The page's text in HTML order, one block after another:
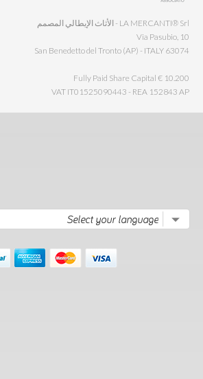
LA MERCANTI® Srl - الأثاث الإيطالي المصمم
Via Pasubio, 10
63074 San Benedetto del Tronto (AP) - ITALY
Fully Paid Share Capital € 10.200
VAT IT01525090443 - REA 152843 AP